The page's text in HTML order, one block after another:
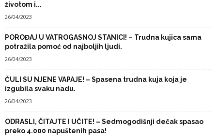
životom i...
26/04/2023
POROĐAJ U VATROGASNOJ STANICI! – Trudna kujica sama
potražila pomoć od najboljih ljudi.
26/04/2023
ČULI SU NJENE VAPAJE! – Spasena trudna kuja koja je
izgubila svaku nadu.
26/04/2023
ODRASLI, ČITAJTE I UČITE! – Sedmogodišnji dečak spasao
preko 4.000 napuštenih pasa!